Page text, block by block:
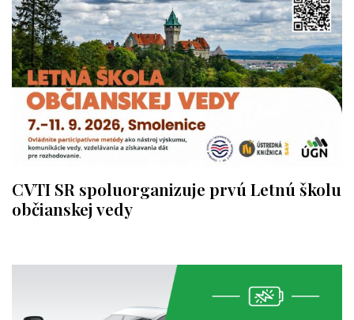
CVTI SR spoluorganizuje prvú Letnú školu
občianskej vedy